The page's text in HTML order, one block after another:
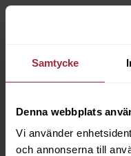
Samtycke
Denna webbplats
Vi använder
och annonserna till